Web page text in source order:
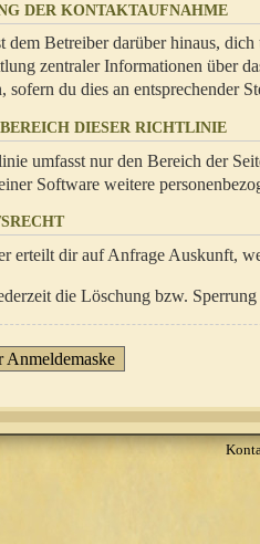
DER KONTAKTAUFNAHME
dem Betreiber darüber hinaus,
zentraler Informationen über
sofern du dies an entsprechender
DIESER RICHTLINIE
umfasst nur den Bereich der
Software weitere
erteilt dir auf Anfrage Auskunft,
die Löschung bzw.
Anmeldemaske